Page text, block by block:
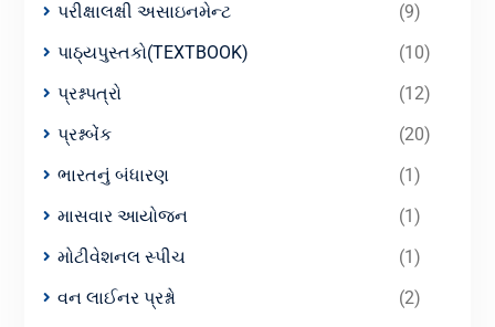
પરીક્ષાલક્ષી અસાઇનમેન્ટ
(9)
પાઠ્યપુસ્તકો(TEXTBOOK)
(10)
પ્રશ્નપત્રો
(12)
પ્રશ્નબેંક
(20)
ભારતનું બંધારણ
(1)
માસવાર આયોજન
(1)
મોટીવેશનલ સ્પીચ
(1)
વન લાઈનર પ્રશ્નો
(2)